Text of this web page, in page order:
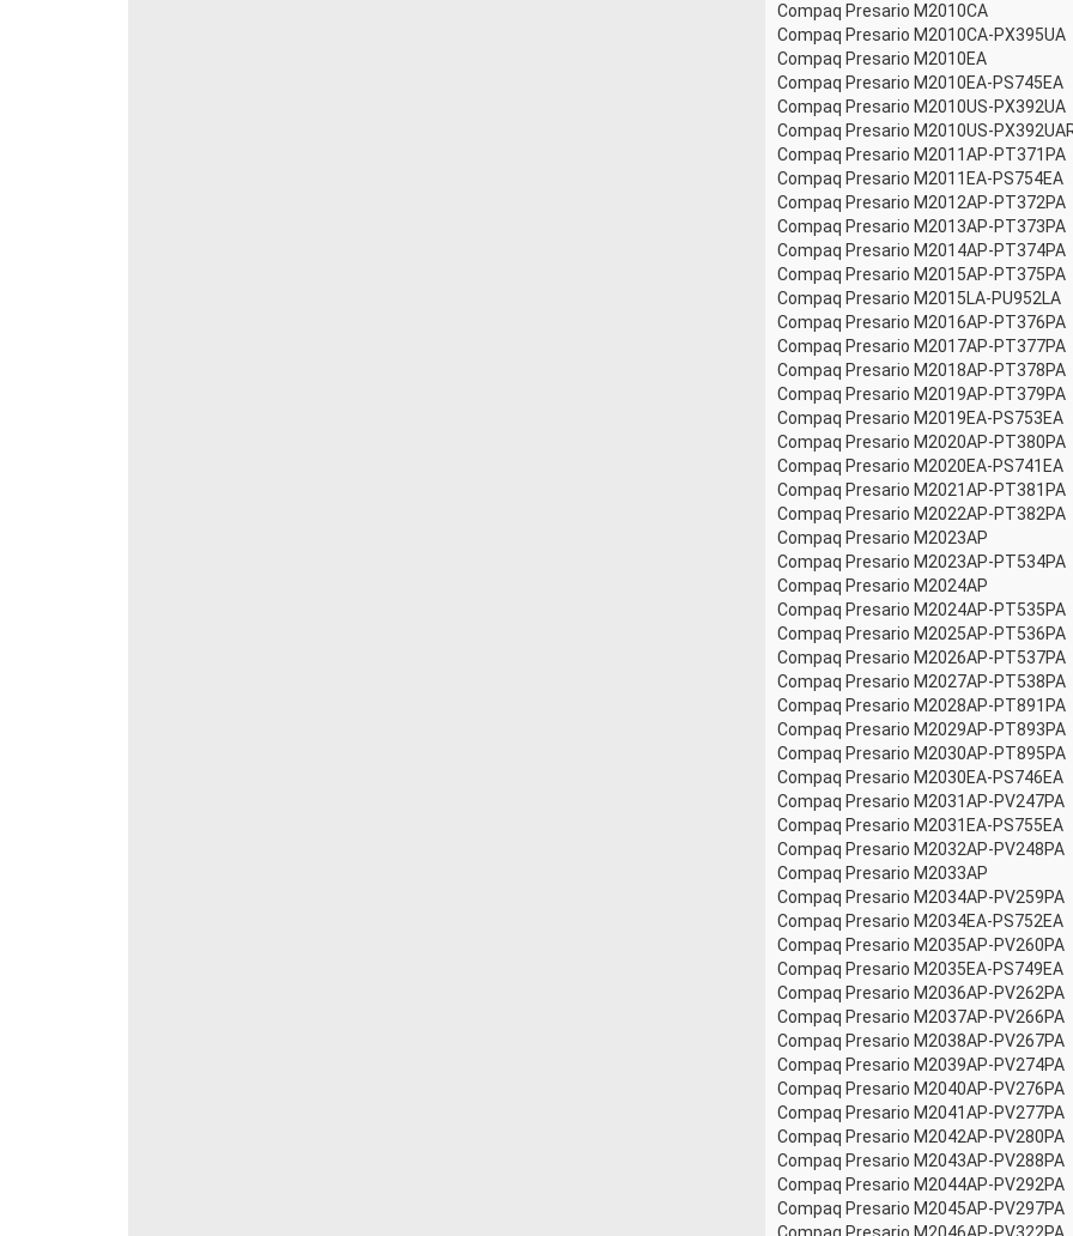
Compaq Presario M2010CA
Compaq Presario M2010CA-PX395UA
Compaq Presario M2010EA
Compaq Presario M2010EA-PS745EA
Compaq Presario M2010US-PX392UA
Compaq Presario M2010US-
Compaq Presario M2011AP-PT371PA
Compaq Presario M2011EA-PS754EA
Compaq Presario M2012AP-PT372PA
Compaq Presario M2013AP-PT373PA
Compaq Presario M2014AP-PT374PA
Compaq Presario M2015AP-PT375PA
Compaq Presario M2015LA-PU952LA
Compaq Presario M2016AP-PT376PA
Compaq Presario M2017AP-PT377PA
Compaq Presario M2018AP-PT378PA
Compaq Presario M2019AP-PT379PA
Compaq Presario M2019EA-PS753EA
Compaq Presario M2020AP-PT380PA
Compaq Presario M2020EA-PS741EA
Compaq Presario M2021AP-PT381PA
Compaq Presario M2022AP-PT382PA
Compaq Presario M2023AP
Compaq Presario M2023AP-PT534PA
Compaq Presario M2024AP
Compaq Presario M2024AP-PT535PA
Compaq Presario M2025AP-PT536PA
Compaq Presario M2026AP-PT537PA
Compaq Presario M2027AP-PT538PA
Compaq Presario M2028AP-PT891PA
Compaq Presario M2029AP-PT893PA
Compaq Presario M2030AP-PT895PA
Compaq Presario M2030EA-PS746EA
Compaq Presario M2031AP-PV247PA
Compaq Presario M2031EA-PS755EA
Compaq Presario M2032AP-PV248PA
Compaq Presario M2033AP
Compaq Presario M2034AP-PV259PA
Compaq Presario M2034EA-PS752EA
Compaq Presario M2035AP-PV260PA
Compaq Presario M2035EA-PS749EA
Compaq Presario M2036AP-PV262PA
Compaq Presario M2037AP-PV266PA
Compaq Presario M2038AP-PV267PA
Compaq Presario M2039AP-PV274PA
Compaq Presario M2040AP-PV276PA
Compaq Presario M2041AP-PV277PA
Compaq Presario M2042AP-PV280PA
Compaq Presario M2043AP-PV288PA
Compaq Presario M2044AP-PV292PA
Compaq Presario M2045AP-PV297PA